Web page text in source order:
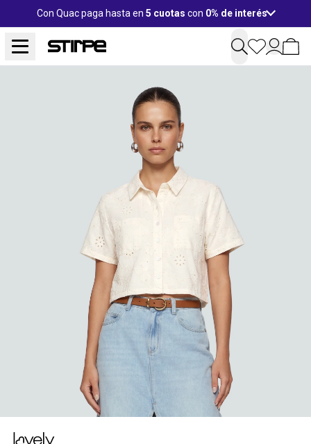
Con Quac paga hasta en 5 cuotas con 0% de interés